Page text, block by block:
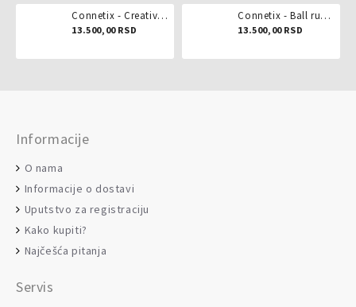
Connetix - Creative pack 102 dela
13.500,00 RSD
Connetix - Ball run pastel 106 delova
13.500,00 RSD
Informacije
O nama
Informacije o dostavi
Uputstvo za registraciju
Kako kupiti?
Najčešća pitanja
Servis